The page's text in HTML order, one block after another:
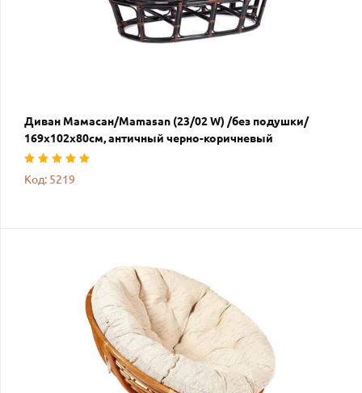
Диван Мамасан/Mamasan (23/02 W) /без подушки/
169х102х80см, античный черно-коричневый
Код: 5219